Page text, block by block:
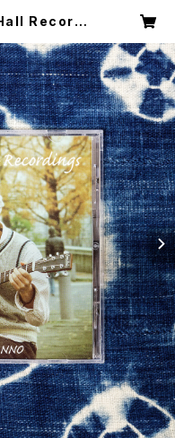
Recordi